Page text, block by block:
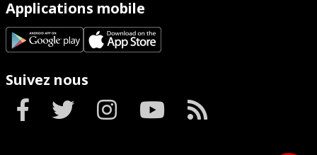
Applications mobile
Suivez nous